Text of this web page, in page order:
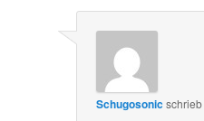
Schugosonicschrieb